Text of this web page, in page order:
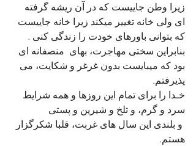
زیرا وطن جاییست که در آن ریشه گرفته
ای ولی خانه تغییر میکند زیرا خانه جاییست
که بتوانی باورهای خودت را زندگی کنی .
بنابراین سختی مهاجرت، بهای  منصفانه ای
بود که میبایست بدون غرغر و شکایت، می
پذیرفتم.
خـدا را برای تمام این روزها و همه شرایط
سرد و گرم، و تلخ و شيرين و پستی
و بلندی اين سال های غربت، قلبا شکرگزار
هستم.